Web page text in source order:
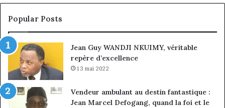
croissance
sous
la
Popular Posts
Jean Guy WANDJI NKUIMY, véritable
repère d’excellence
13 mai 2022
Vendeur ambulant au destin fantastique :
Jean Marcel Defogang, quand la foi et le